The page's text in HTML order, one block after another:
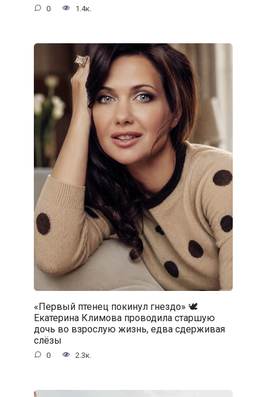
0 1.4к.
«Первый птенец покинул гнездо» 🕊️
Екатерина Климова проводила старшую
дочь во взрослую жизнь, едва сдерживая
слёзы
0 2.3к.